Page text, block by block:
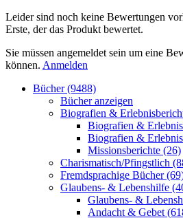
Leider sind noch keine Bewertungen
Erste, der das Produkt bewertet.
Sie müssen angemeldet sein um eine
können. Anmelden
Bücher (9488)
Bücher anzeigen
Biografien &
Biografien &
Biografien &
Missionsberichte (26)
Charismatisch/Pfingstlich
Fremdsprachige Bücher
Glaubens- & Lebenshilfe
Glaubens- &
Andacht & Gebet